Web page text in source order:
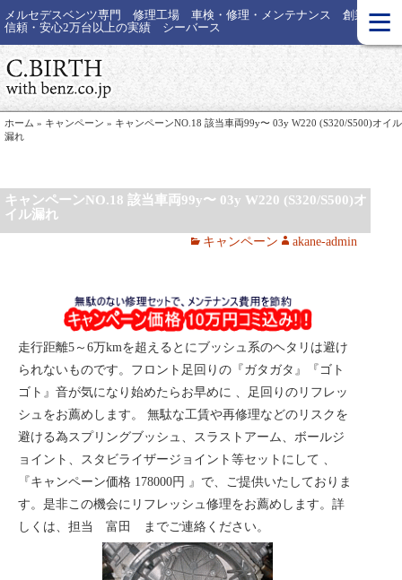
メルセデスベンツ専門 修理工場 車検・修理・メンテナンス 創業30年
信頼・安心2万台以上の実績 シーバース
≡
ホーム » キャンペーン » キャンペーンNO.18 該当車両99y〜 03y W220 (S320/S500)オイル
漏れ
キャンペーンNO.18 該当車両99y〜 03y W220 (S320/S500)オ
イル漏れ
キャンペーン akane-admin
走行距離5～6万kmを超えるとにブッシュ系のヘタリは避け
られないものです。フロント足回りの『ガタガタ』『ゴト
ゴト』音が気になり始めたらお早めに 、足回りのリフレッ
シュをお薦めします。 無駄な工賃や再修理などのリスクを
避ける為スプリングブッシュ、スラストアーム、ボールジ
ョイント、スタビライザージョイント等セットにして 、
『キャンペーン価格 178000円 』で、ご提供いたしておりま
す。是非この機会にリフレッシュ修理をお薦めします。詳
しくは、担当 富田 までご連絡ください。